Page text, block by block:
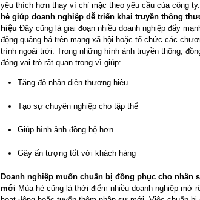
yêu thích hơn thay vì chỉ mặc theo yêu cầu của công ty.
hè giúp doanh nghiệp dễ triển khai truyền thông
hiệu Đây cũng là giai đoạn nhiều doanh nghiệp đẩy
động quảng bá trên mạng xã hội hoặc tổ chức các
trình ngoài trời. Trong những hình ảnh truyền thông,
đóng vai trò rất quan trọng vì giúp:
Tăng độ nhận diện thương hiệu
Tạo sự chuyên nghiệp cho tập thể
Giúp hình ảnh đồng bộ hơn
Gây ấn tượng tốt với khách hàng
Doanh nghiệp muốn chuẩn bị đồng phục cho nhân
mới Mùa hè cũng là thời điểm nhiều doanh nghiệp mở